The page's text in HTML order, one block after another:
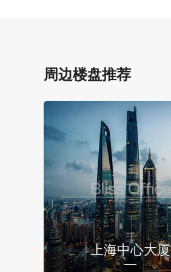
周边楼盘推荐
上海中心大厦